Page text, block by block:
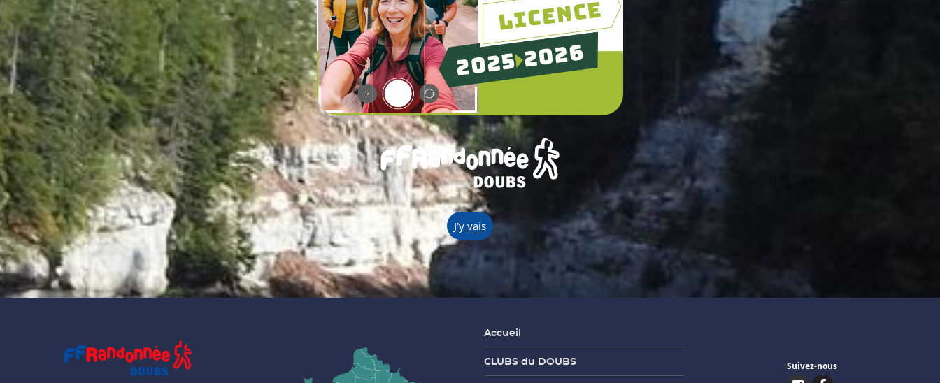
J'y vais
Accueil
CLUBS du DOUBS Suivez-nous